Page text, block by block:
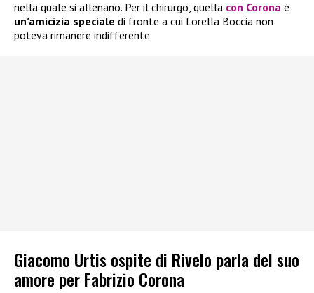
nella quale si allenano. Per il chirurgo, quella con Corona è
un’amicizia speciale di fronte a cui Lorella Boccia non
poteva rimanere indifferente.
Giacomo Urtis ospite di Rivelo parla del suo
amore per Fabrizio Corona